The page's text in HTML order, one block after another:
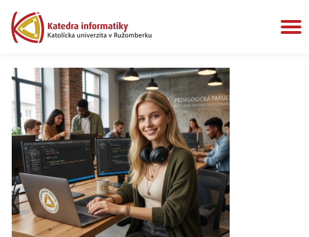
Preskočiť